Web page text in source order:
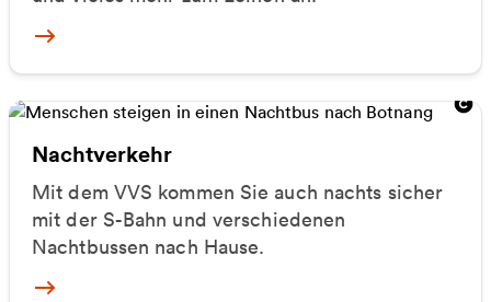
Mehr zu Sharing-Angeboten
Nachtverkehr
Mit dem VVS kommen Sie auch nachts sicher
mit der S-Bahn und verschiedenen
Nachtbussen nach Hause.
Mehr zu Nachtverkehr